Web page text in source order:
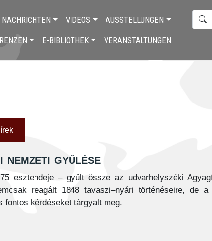
NACHRICHTEN VIDEOS AUSSTELLUNGEN
E-BIBLIOTHEK VERANSTALTUNGEN
gyűlése
esztendeje – gyűlt össze az udvarhelyszéki
reagált 1848 tavaszi–nyári történéseire, de a
fontos kérdéseket tárgyalt meg.